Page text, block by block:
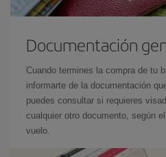
Documentación
Cuando termines la compra de tu
informarte de la documentación
puedes consultar si requieres
cualquier otro documento, según
vuelo.